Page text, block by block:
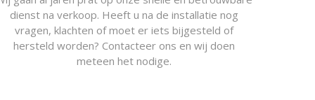
dienst na verkoop. Heeft u na de installatie nog
vragen, klachten of moet er iets bijgesteld of
hersteld worden? Contacteer ons en wij doen
meteen het nodige.